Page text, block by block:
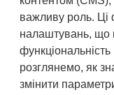
важливу роль. Ці
налаштувань, що
розглянемо, як
змінити